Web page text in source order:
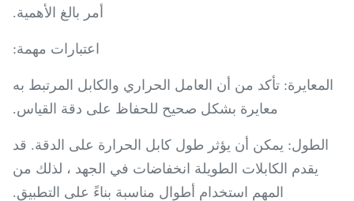
أمر بالغ الأهمية.
اعتبارات مهمة:
المعايرة: تأكد من أن العامل الحراري والكابل المرتبط به
معايرة بشكل صحيح للحفاظ على دقة القياس.
الطول: يمكن أن يؤثر طول كابل الحرارة على الدقة. قد
يقدم الكابلات الطويلة انخفاضات في الجهد ، لذلك من
المهم استخدام أطوال مناسبة بناءً على التطبيق.